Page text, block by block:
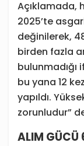
Açıklamada,
2025’te
değinilerek,
birden fazla
bulunmadığı
bu yana 12
yapıldı.
zorunludur”
ALIM GÜCÜ